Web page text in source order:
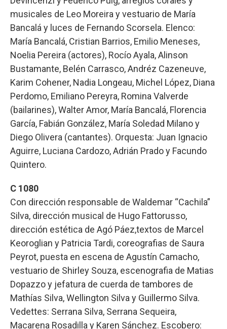
musicales de Leo Moreira y vestuario de María
Bancalá y luces de Fernando Scorsela. Elenco:
María Bancalá, Cristian Barrios, Emilio Meneses,
Noelia Pereira (actores), Rocío Ayala, Alinson
Bustamante, Belén Carrasco, Andréz Cazeneuve,
Karim Cohener, Nadia Longeau, Michel López, Diana
Perdomo, Emiliano Pereyra, Romina Valverde
(bailarines), Walter Amor, María Bancalá, Florencia
García, Fabián González, María Soledad Milano y
Diego Olivera (cantantes). Orquesta: Juan Ignacio
Aguirre, Luciana Cardozo, Adrián Prado y Facundo
Quintero.
C 1080
Con dirección responsable de Waldemar “Cachila”
Silva, dirección musical de Hugo Fattorusso,
dirección estética de Agó Páez,textos de Marcel
Keoroglian y Patricia Tardi, coreografias de Saura
Peyrot, puesta en escena de Agustín Camacho,
vestuario de Shirley Souza, escenografia de Matias
Dopazzo y jefatura de cuerda de tambores de
Mathías Silva, Wellington Silva y Guillermo Silva.
Vedettes: Serrana Silva, Serrana Sequeira,
Macarena Rosadilla y Karen Sánchez. Escobero: